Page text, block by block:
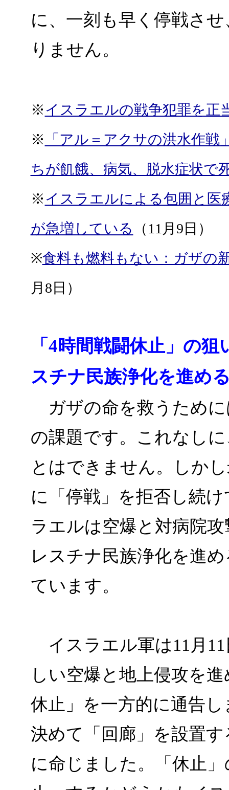
に、一刻も早く停戦さ
りません。
※イスラエルの戦争犯罪を正
※
「アル＝アクサの洪水作
ちが飢餓、病気、脱水症状で
※イスラエルによる包囲と医
が急増している
（11月9日）
※食料も燃料もない：ガザの
月8日）
「4時間戦闘休止」の
スチナ民族浄化を進め
ガザの命を救うために
の課題です。これなし
とはできません。しか
に「停戦」を拒否し続
ラエルは空爆と対病院
レスチナ民族浄化を進
ています。
イスラエル軍は11月
しい空爆と地上侵攻を
休止」を一方的に通告
決めて「回廊」を設置
に命じました。「休止